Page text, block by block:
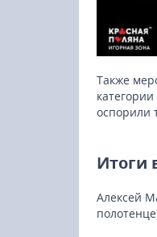
Также
оспорили
Итоги
Алексей